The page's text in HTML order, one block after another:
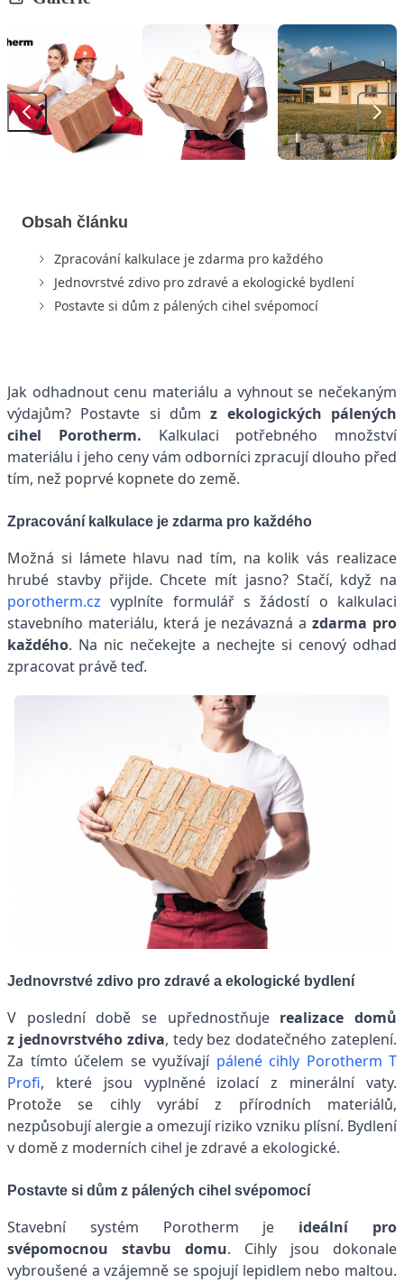
Obsah článku
Zpracování kalkulace je zdarma pro každého
Jednovrstvé zdivo pro zdravé a ekologické bydlení
Postavte si dům z pálených cihel svépomocí
Jak odhadnout cenu materiálu a vyhnout se nečekaným
výdajům? Postavte si důmz ekologických pálených
cihel Porotherm. Kalkulaci potřebného množství
materiálu i jeho ceny vám odborníci zpracují dlouho před
tím, než poprvé kopnete do země.
Zpracování kalkulace je zdarma pro každého
Možná si lámete hlavu nad tím, na kolik vás realizace
hrubé stavby přijde. Chcete mít jasno? Stačí, když na
porotherm.cz vyplníte formulář s žádostí o kalkulaci
stavebního materiálu, která je nezávazná azdarma pro
každého. Na nic nečekejte a nechejte si cenový odhad
zpracovat právě teď.
Jednovrstvé zdivo pro zdravé a ekologické bydlení
V poslední době se upřednostňuje realizace domů
z jednovrstvého zdiva, tedy bez dodatečného zateplení.
Za tímto účelem se využívají pálené cihly Porotherm T
Profi, které jsou vyplněné izolací z minerální vaty.
Protože se cihly vyrábí z přírodních materiálů,
nezpůsobují alergie a omezují riziko vzniku plísní. Bydlení
v domě z moderních cihel je zdravé a ekologické.
Postavte si dům z pálených cihel svépomocí
Stavební systém Porotherm je ideální pro
svépomocnou stavbu domu. Cihly jsou dokonale
vybroušené a vzájemně se spojují lepidlem nebo maltou.